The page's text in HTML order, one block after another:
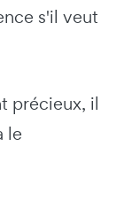
s'il veut
précieux, il
le